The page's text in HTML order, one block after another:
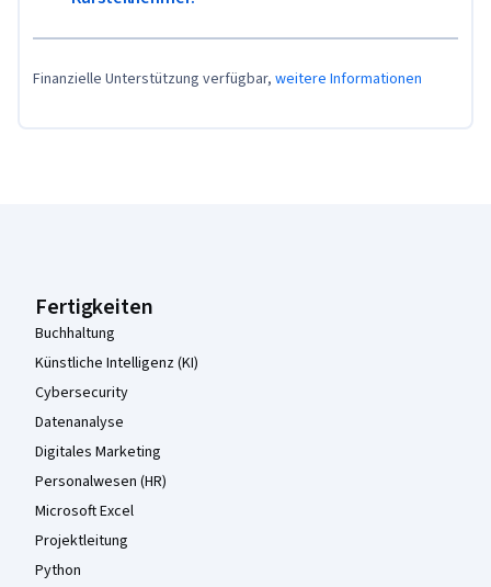
Finanzielle Unterstützung verfügbar, weitere Informationen
Fertigkeiten
Buchhaltung
Künstliche Intelligenz (KI)
Cybersecurity
Datenanalyse
Digitales Marketing
Personalwesen (HR)
Microsoft Excel
Projektleitung
Python